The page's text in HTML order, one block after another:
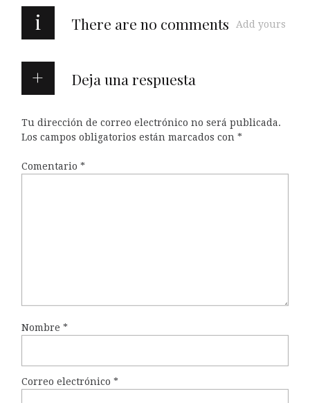
i There are no comments Add yours
Deja una respuesta
Tu dirección de correo electrónico no será publicada.
Los campos obligatorios están marcados con *
Comentario *
Nombre *
Correo electrónico *